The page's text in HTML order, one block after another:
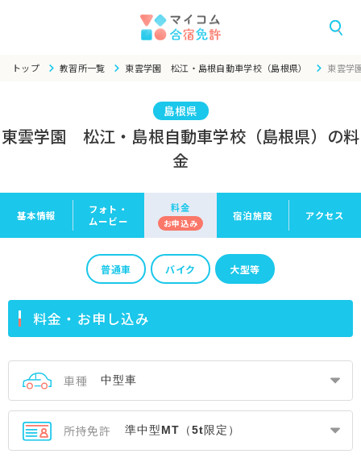
トップ 教習所一覧 東雲学園 松江・島根自動車学校（島根県） 東雲学
島根県
東雲学園 松江・島根自動車学校（島根県）の料
金
基本情報
フォト・
ムービー
料金
お申込み
宿泊施設 アクセス
普通車 バイク 大型等
料金・お申し込み
車種
所持免許